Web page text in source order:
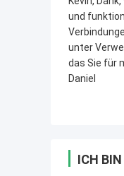
und
unter
das Sie für
Daniel
ICH